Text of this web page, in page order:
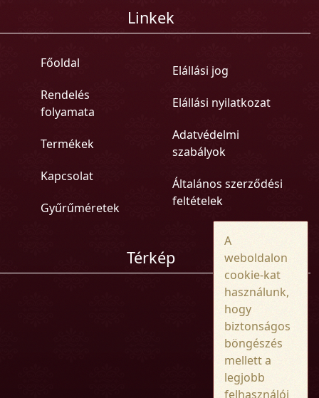
Linkek
Főoldal
Rendelés
folyamata
Termékek
Kapcsolat
Gyűrűméretek
Elállási jog
Elállási nyilatkozat
Adatvédelmi
szabályok
Általános szerződési
feltételek
Térkép
A
weboldalon
cookie-kat
használunk,
hogy
biztonságos
böngészés
mellett a
legjobb
felhasználói